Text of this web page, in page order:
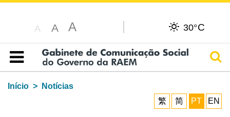
A A A 30°C
Índice
Início
Notícias
繁
简 PT EN